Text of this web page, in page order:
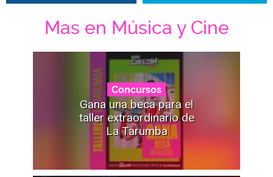
Mas en Música y Cine
Concursos
Gana una beca para el
taller extraordinario de
La Tarumba